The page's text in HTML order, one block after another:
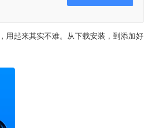
用起来其实不难。从下载安装，到添加好